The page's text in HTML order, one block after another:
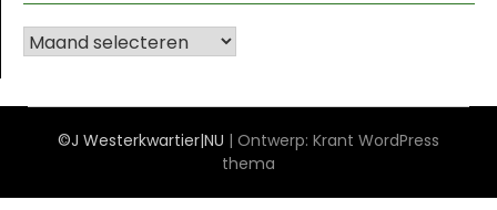
Achief
©J Westerkwartier|NU | Ontwerp: Krant WordPress
thema